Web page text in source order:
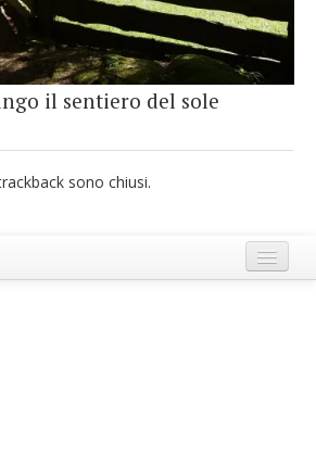
il sentiero del sole
sono chiusi.